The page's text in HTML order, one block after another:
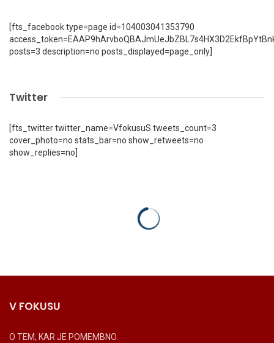
[fts_facebook type=page id=104003041353790
posts=3 description=no posts_displayed=page_only]
Twitter
[fts_twitter twitter_name=VfokusuS tweets_count=3
cover_photo=no stats_bar=no show_retweets=no
show_replies=no]
V FOKUSU
O TEM, KAR JE POMEMBNO.